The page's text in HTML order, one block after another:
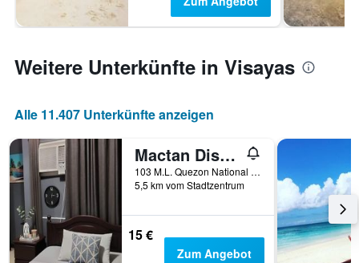
Weitere Unterkünfte in Visayas
Alle 11.407 Unterkünfte anzeigen
Mactan District Budgetel - Lapu Lapu Cebu - Hostel
103 M.L. Quezon National Highway, Cebu City, Philippinen
5,5 km vom Stadtzentrum
15 €
Zum Angebot